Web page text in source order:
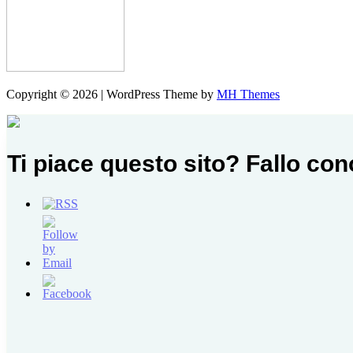
Copyright © 2026 | WordPress Theme by MH Themes
Ti piace questo sito? Fallo